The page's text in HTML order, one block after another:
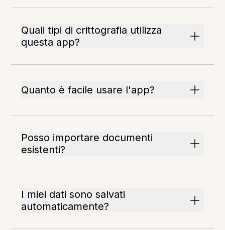
Quali tipi di crittografia utilizza
questa app?
Quanto è facile usare l'app?
Posso importare documenti
esistenti?
I miei dati sono salvati
automaticamente?